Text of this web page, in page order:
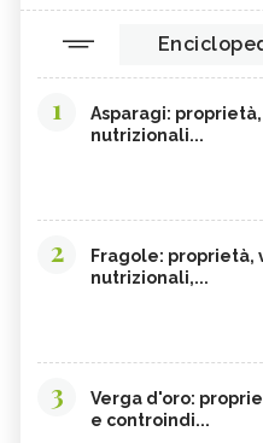
1
Asparagi:
nutrizionali...
2
Fragole: proprietà,
nutrizionali,...
3
Verga d'oro:
e controindi...